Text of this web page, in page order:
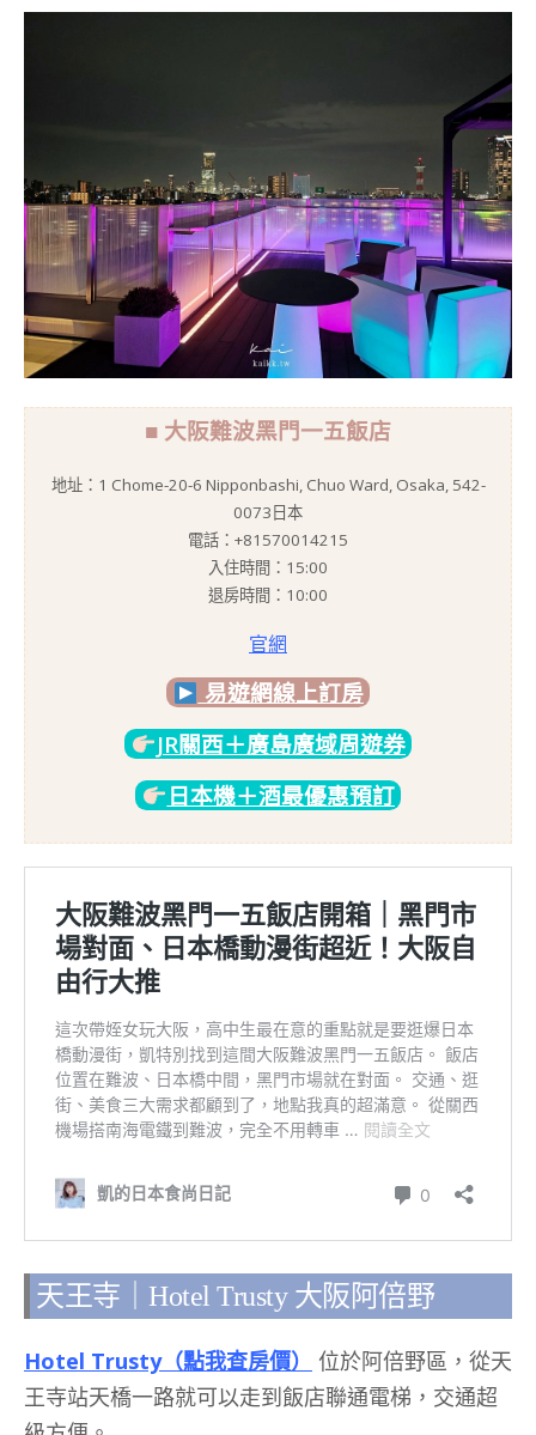
■ 大阪難波黑門一五飯店
地址：1 Chome-20-6 Nipponbashi, Chuo Ward, Osaka, 542-
0073日本
電話：+81570014215
入住時間：15:00
退房時間：10:00
官網
易遊網線上訂房
JR關西＋廣島廣域周遊券
日本機＋酒最優惠預訂
天王寺｜Hotel Trusty 大阪阿倍野
Hotel Trusty（點我查房價）
位於阿倍野區，從天
王寺站天橋一路就可以走到飯店聯通電梯，交通超